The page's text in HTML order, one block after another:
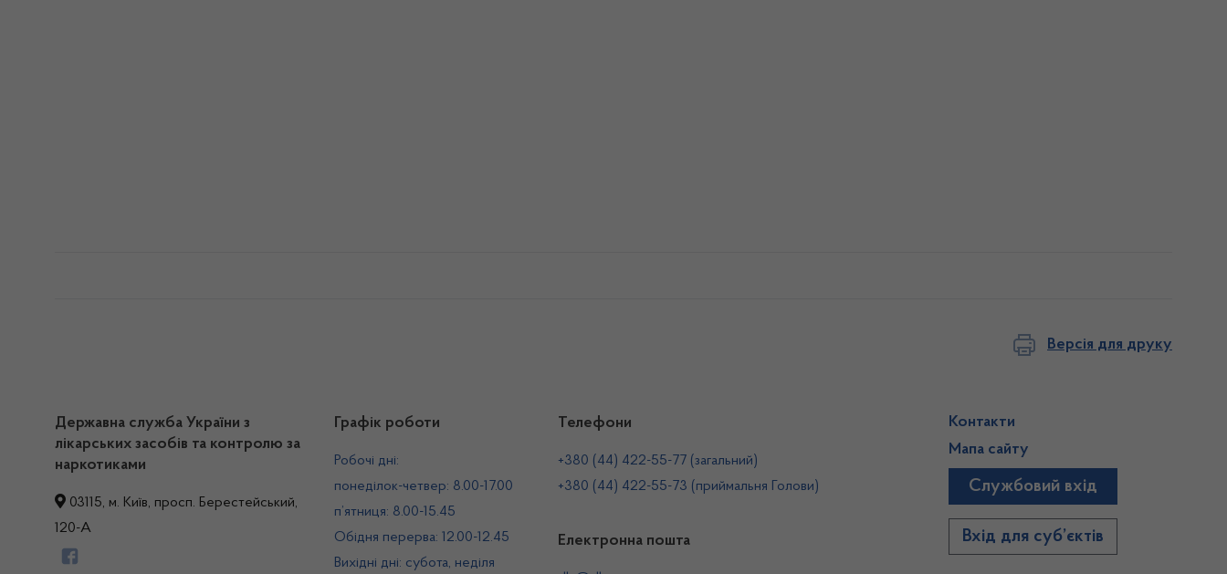
Версія для друку
Державна служба України з
лікарських засобів та контролю за
наркотиками
03115, м. Київ, просп. Берестейський,
120-А
Графік роботи
Робочі дні:
понеділок-четвер: 8.00-17.00
п’ятниця: 8.00-15.45
Обідня перерва: 12.00-12.45
Вихідні дні: субота, неділя
Телефони
+380 (44) 422-55-77 (загальний)
+380 (44) 422-55-73 (приймальня Голови)
Електронна пошта
Контакти
Мапа сайту
Службовий вхід
Вхід для суб’єктів